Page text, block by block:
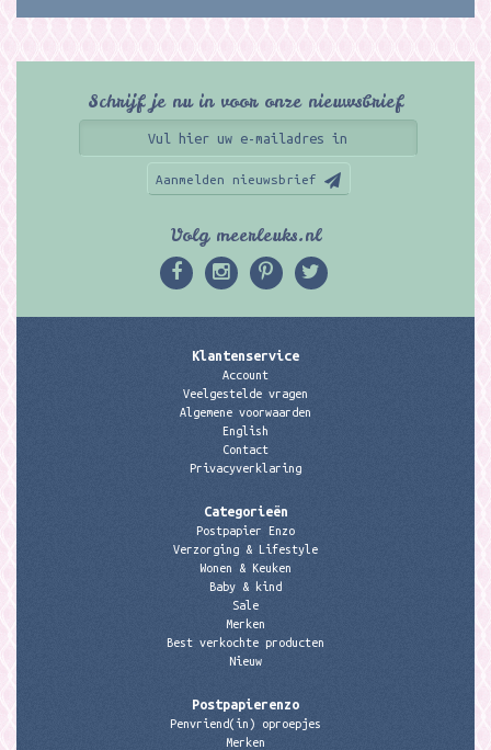
Schrijf je nu in voor onze nieuwsbrief
Aanmelden nieuwsbrief
Volg meerleuks.nl
Klantenservice
Account
Veelgestelde vragen
Algemene voorwaarden
English
Contact
Privacyverklaring
Categorieën
Postpapier Enzo
Verzorging & Lifestyle
Wonen & Keuken
Baby & kind
Sale
Merken
Best verkochte producten
Nieuw
Postpapierenzo
Penvriend(in) oproepjes
Merken